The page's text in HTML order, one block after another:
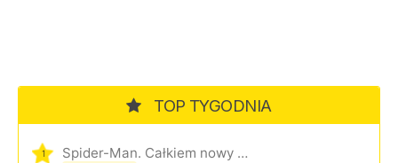
TOP TYGODNIA
1 Spider-Man. Całkiem nowy dzień